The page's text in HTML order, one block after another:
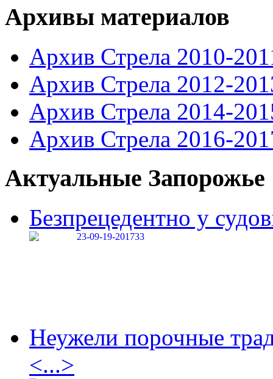
Архивы материалов
Архив Стрела 2010-
Архив Стрела 2012-
Архив Стрела 2014-
Архив Стрела 2016-
Актуальные Запорожье
Безпрецедентно у
Неужели порочные
<...>